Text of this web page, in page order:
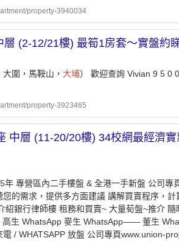
property-3940034
(2-12/21樓) 最筍1房套～實盤約
圍，馬鞍山， 大埔） 歡迎查詢 Vivian 9 5 0
property-3923465
中層 (11-20/20樓) 34校網最經濟
專營區內二手樓盤 & 全港一手新盤 公司專
的需求，提供多方面建議 ︎講解買賣程序，
紹銀行律師樓 租務和買賣~ 大量荀盤~推介
WhatsApp 麥生 WhatsApp—— 董生
/ WHATSAPP 放盤 公司專頁www.union-